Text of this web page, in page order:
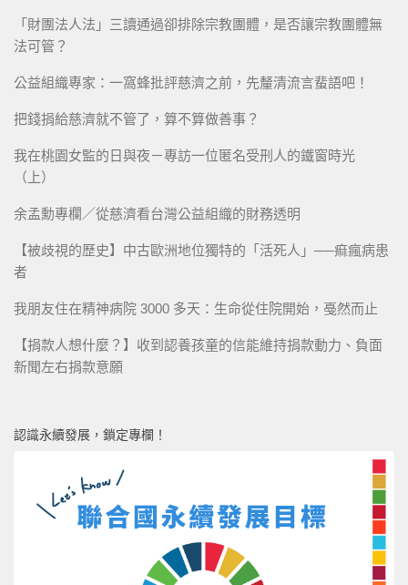
「財團法人法」三讀通過卻排除宗教團體，是否讓宗教團體無
法可管？
公益組織專家：一窩蜂批評慈濟之前，先釐清流言蜚語吧！
把錢捐給慈濟就不管了，算不算做善事？
我在桃園女監的日與夜－專訪一位匿名受刑人的鐵窗時光
（上）
余孟勳專欄／從慈濟看台灣公益組織的財務透明
【被歧視的歷史】中古歐洲地位獨特的「活死人」──痲瘋病患
者
我朋友住在精神病院 3000 多天：生命從住院開始，戞然而止
【捐款人想什麼？】收到認養孩童的信能維持捐款動力、負面
新聞左右捐款意願
認識永續發展，鎖定專欄！